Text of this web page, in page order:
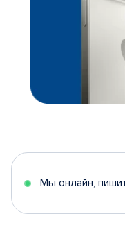
Мы онлайн,